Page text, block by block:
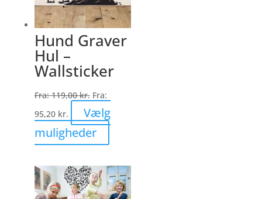
på
varesiden
Hund Graver
Hul –
Wallsticker
Fra:119,00kr. Fra:
95,20 kr.
Vælg
muligheder
vare
flere
varianter.